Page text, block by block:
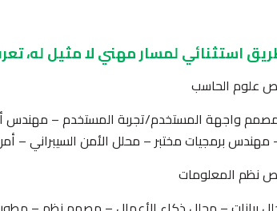
استثنائي لمسار مهني لا مثيل له،
علوم الحاسب
واجهة المستخدم/تجربة المستخدم – مهندس
برمجيات مختبر – محلل الأمن السيبراني –
نظم المعلومات